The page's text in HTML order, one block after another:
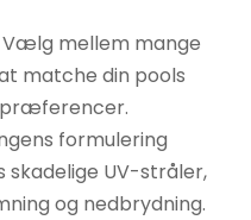
mellem mange
matche din pools
præferencer.
formulering
skadelige UV-stråler,
og nedbrydning.